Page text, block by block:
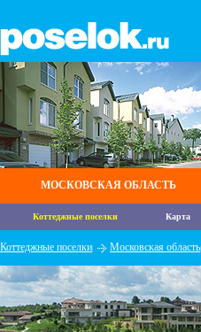
МОСКОВСКАЯ ОБЛАСТЬ
Коттеджные поселки Карта
Коттеджные поселки Московская область